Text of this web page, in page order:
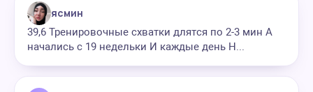
ясмин
39,6 Тренировочные схватки длятся по 2-3 мин А
начались с 19 недельки И каждые день Н...